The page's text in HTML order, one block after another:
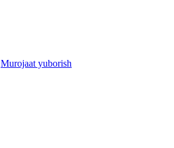
Murojaat yuborish